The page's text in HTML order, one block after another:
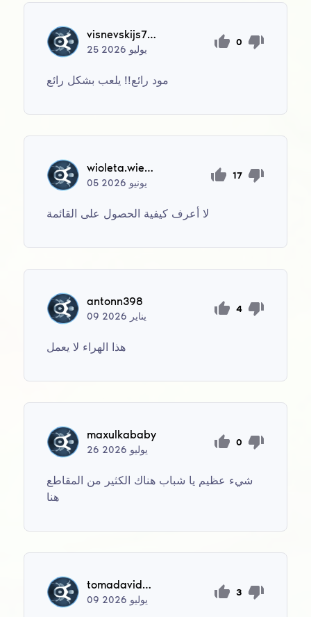
visnevskijs754
25 يوليو
0
مود رائع!! يلعب بشكل رائع
wioleta.wieczorek
05 يونيو
17
لا أعرف كيفية الحصول على القائمة
antonn398
09 يناير
4
هذا الهراء لا يعمل
maxulkababy
26 يوليو
0
شيء عظيم يا شباب هناك الكثير من المقاطع
هنا
tomadavide22
09 يوليو
3